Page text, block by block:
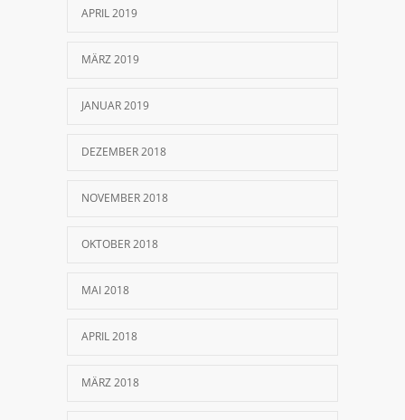
APRIL 2019
MÄRZ 2019
JANUAR 2019
DEZEMBER 2018
NOVEMBER 2018
OKTOBER 2018
MAI 2018
APRIL 2018
MÄRZ 2018